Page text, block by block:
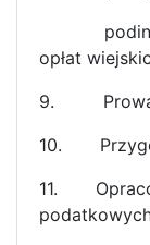
opłat
9.
10.
11.